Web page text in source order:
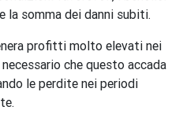
la somma dei danni subiti.
profitti molto elevati nei
che questo accada
le perdite nei periodi